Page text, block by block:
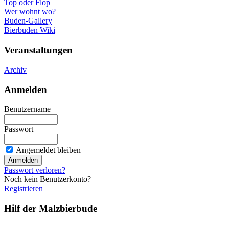
Top oder Flop
Wer wohnt wo?
Buden-Gallery
Bierbuden Wiki
Veranstaltungen
Archiv
Anmelden
Benutzername
Passwort
Angemeldet bleiben
Passwort verloren?
Noch kein Benutzerkonto?
Registrieren
Hilf der Malzbierbude